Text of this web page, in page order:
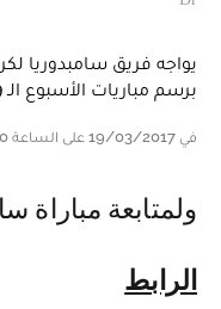
يواجه فريق سامبدوريا
برسم مباريات الأسبوع الـ 29 من الدوري الإيطالي الدرجة الأولى.
في 19/03/2017 على الساعة 14:20
ولمتابعة مباراة
الرابط